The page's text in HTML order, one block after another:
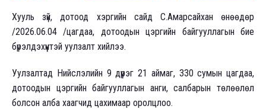
Хууль зүй, дотоод хэргийн сайд С.Амарсайхан өнөөдөр
/2026.06.04 /цагдаа, дотоодын цэргийн байгууллагын бие
бүрэлдэхүүнтэй уулзалт хийлээ.
Уулзалтад Нийслэлийн 9 дүүрэг 21 аймаг, 330 сумын цагдаа,
дотоодын цэргийн байгууллагын анги, салбарын төлөөлөл
болсон алба хаагчид цахимаар оролцлоо.